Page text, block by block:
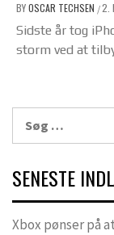
BYOSCAR TECHSEN /2.
Sidste år tog
storm ved at
efter:
SENESTE
Xbox pønser på